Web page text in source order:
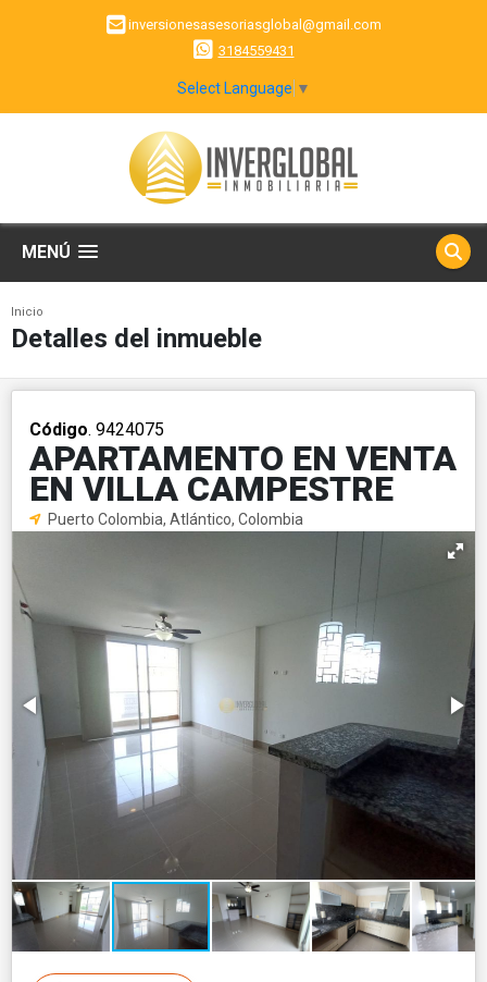
inversionesasesoriasglobal@gmail.com
3184559431
Select Language ▼
MENÚ
Inicio
Detalles del inmueble
Código. 9424075
APARTAMENTO EN VENTA
EN VILLA CAMPESTRE
Puerto Colombia, Atlántico, Colombia